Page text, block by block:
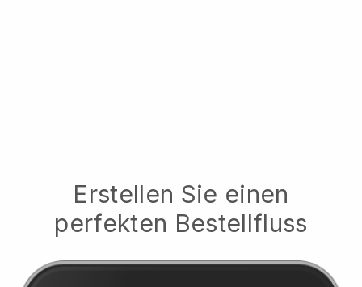
Erstellen Sie einen
perfekten Bestellfluss